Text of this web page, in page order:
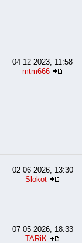
04 12 2023, 11:58
mtm666
02 06 2026, 13:30
Slokot
07 05 2026, 18:33
TARiK